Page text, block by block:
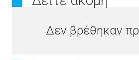
Δεν βρέθηκαν